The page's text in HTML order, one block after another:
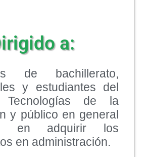
a:
de bachillerato,
y estudiantes del
de la
y público en general
en adquirir los
en administración.